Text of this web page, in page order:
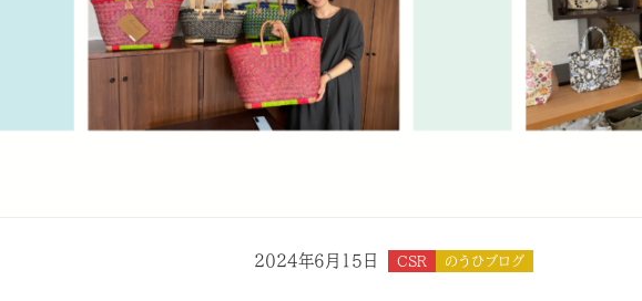
2024年6月15日 CSR のうひブログ